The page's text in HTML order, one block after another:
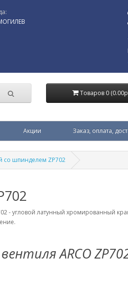
Товаров 0
Акции Заказ, оплата,
со шпинделем ZP702
- угловой латунный хромированный
ARCO